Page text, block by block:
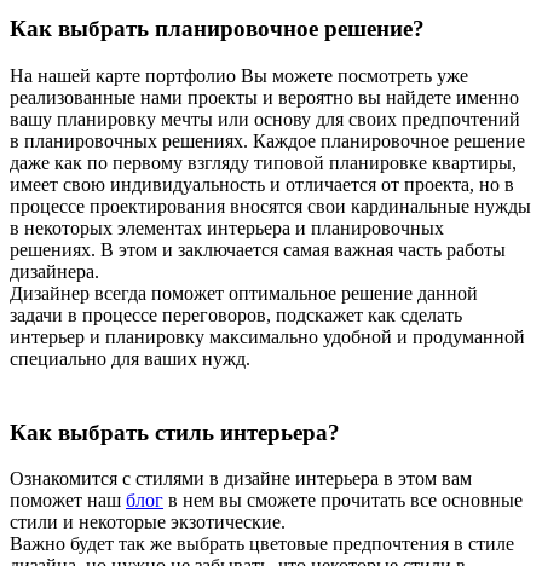
Как выбрать планировочное решение?
На нашей карте портфолио Вы можете посмотреть уже
реализованные нами проекты и вероятно вы найдете именно
вашу планировку мечты или основу для своих предпочтений
в планировочных решениях. Каждое планировочное решение
даже как по первому взгляду типовой планировке квартиры,
имеет свою индивидуальность и отличается от проекта, но в
процессе проектирования вносятся свои кардинальные нужды
в некоторых элементах интерьера и планировочных
решениях. В этом и заключается самая важная часть работы
дизайнера.
Дизайнер всегда поможет оптимальное решение данной
задачи в процессе переговоров, подскажет как сделать
интерьер и планировку максимально удобной и продуманной
специально для ваших нужд.
Как выбрать стиль интерьера?
Ознакомится с стилями в дизайне интерьера в этом вам
поможет наш блог в нем вы сможете прочитать все основные
стили и некоторые экзотические.
Важно будет так же выбрать цветовые предпочтения в стиле